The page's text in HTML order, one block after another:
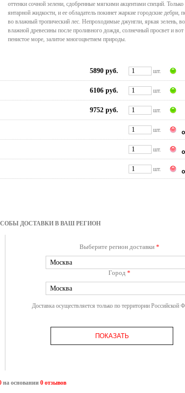
оттенки сочной зелени, сдобренные мягкими акцентами специй. Только
янтарной жидкости, и ее обладатель покинет жаркие городские дебри,
во влажный тропический лес. Непроходимые джунгли, яркая зелень,
влажной древесины после проливного дождя, солнечный просвет и вот
пенистое море, залитое многоцветием природы.
5890 руб. шт.
6106 руб. шт.
9752 руб. шт.
шт.
шт.
шт.
ДОСТАВКИ В ВАШ РЕГИОН
Выберите регион доставки *
Город *
Доставка осуществляется только по территории Российской
ПОКАЗАТЬ
на основании 0 отзывов